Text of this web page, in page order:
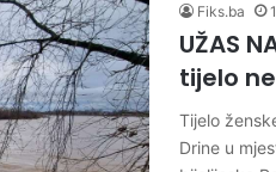
Fiks.ba
UŽAS
tijelo
Tijelo
Drine u